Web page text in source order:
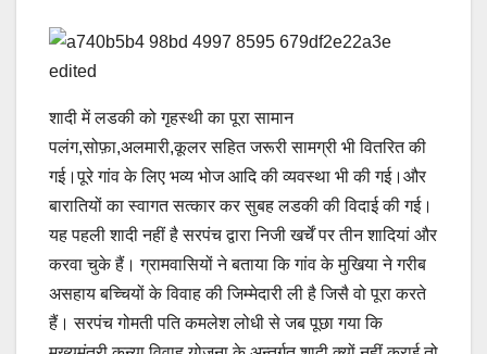
शादी में लडकी को गृहस्थी का पूरा सामान
पलंग,सोफ़ा,अलमारी,कूलर सहित जरूरी सामग्री भी वितरित की
गई।पूरे गांव के लिए भव्य भोज आदि की व्यवस्था भी की गई।और
बारातियों का स्वागत सत्कार कर सुबह लडकी की विदाई की गई।
यह पहली शादी नहीं है सरपंच द्वारा निजी खर्चें पर तीन शादियां और
करवा चुके हैं। ग्रामवासियों ने बताया कि गांव के मुखिया ने गरीब
असहाय बच्चियों के विवाह की जिम्मेदारी ली है जिसै वो पूरा करते
हैं। सरपंच गोमती पति कमलेश लोधी से जब पूछा गया कि